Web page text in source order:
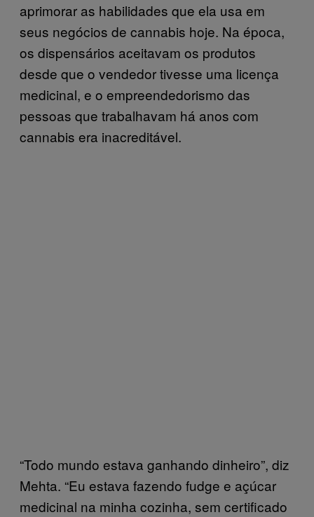
aprimorar as habilidades que ela usa em
seus negócios de cannabis hoje. Na época,
os dispensários aceitavam os produtos
desde que o vendedor tivesse uma licença
medicinal, e o empreendedorismo das
pessoas que trabalhavam há anos com
cannabis era inacreditável.
“Todo mundo estava ganhando dinheiro”, diz
Mehta. “Eu estava fazendo fudge e açúcar
medicinal na minha cozinha, sem certificado